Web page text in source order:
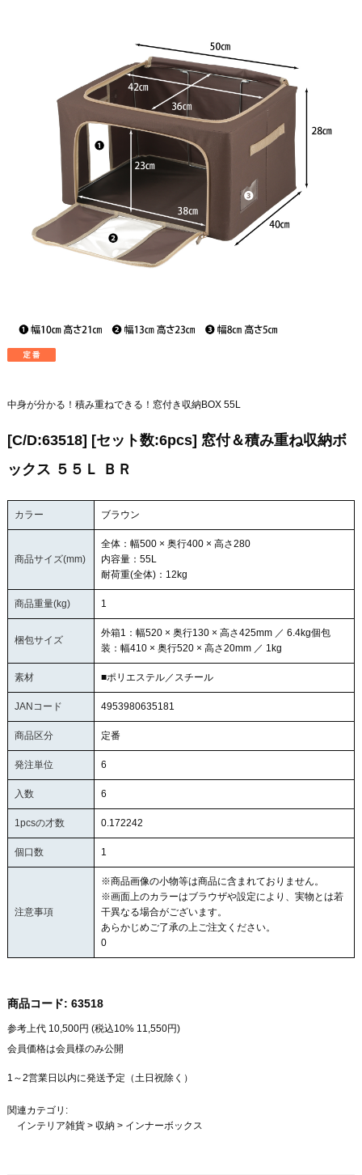
中身が分かる！積み重ねできる！窓付き収納BOX 55L
[C/D:63518] [セット数:6pcs] 窓付＆積み重ね収納ボ
ックス ５５Ｌ ＢＲ
カラー ブラウン
商品サイズ(mm)
全体：幅500 × 奥行400 × 高さ280
内容量：55L
耐荷重(全体)：12kg
商品重量(kg) 1
梱包サイズ
外箱1：幅520 × 奥行130 × 高さ425mm ／ 6.4kg個包
装：幅410 × 奥行520 × 高さ20mm ／ 1kg
素材 ■ポリエステル／スチール
JANコード 4953980635181
商品区分 定番
発注単位 6
入数 6
1pcsの才数 0.172242
個口数 1
注意事項
※商品画像の小物等は商品に含まれておりません。
※画面上のカラーはブラウザや設定により、実物とは若
干異なる場合がございます。
あらかじめご了承の上ご注文ください。
0
商品コード: 63518
参考上代 10,500円 (税込10% 11,550円)
会員価格は会員様のみ公開
1～2営業日以内に発送予定（土日祝除く）
関連カテゴリ:
インテリア雑貨> 収納> インナーボックス